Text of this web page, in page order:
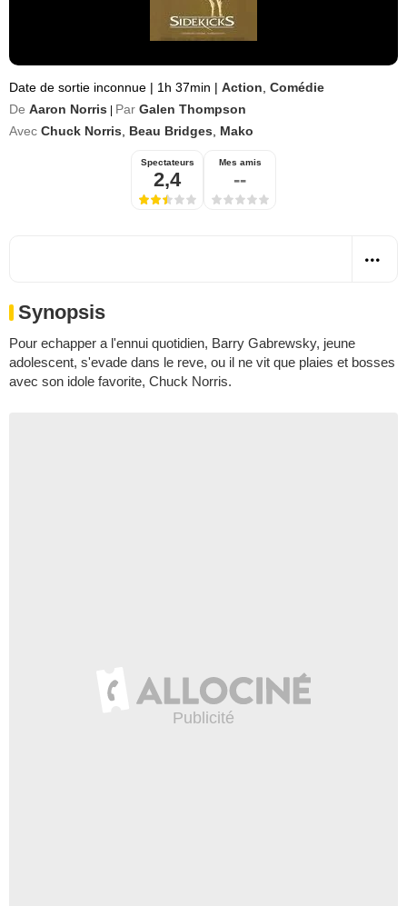
Date de sortie inconnue | 1h 37min | Action Comédie
De Aaron Norris Par Galen Thompson
Avec Chuck Norris Beau Bridges Mako
Spectateurs
2,4
Mes amis
--
Synopsis
Pour echapper a l'ennui quotidien, Barry Gabrewsky, jeune
adolescent, s'evade dans le reve, ou il ne vit que plaies et bosses
avec son idole favorite, Chuck Norris.